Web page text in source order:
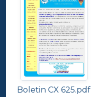
Boletin CX 625.pdf